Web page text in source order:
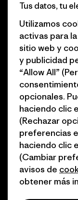
Business Unusual
Objetivos
1% for the Planet
Cómo financiamos
Tarjetas regalo
Encuentra una
© 2026 Patagonia, Inc.
Tus datos, tu
Utilizamos
activas para
sitio web y
y publicidad
“Allow All”
opcionales.
haciendo clic
(Rechazar
preferencias
haciendo clic
(Cambiar
avisos de
obtener más